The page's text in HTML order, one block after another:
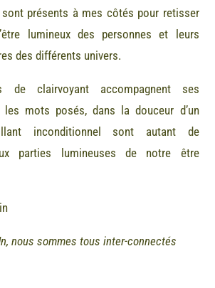
présents à mes côtés pour retisser
lumineux des personnes et leurs
des différents univers.
de clairvoyant accompagnent ses
mots posés, dans la douceur d’un
inconditionnel sont autant de
parties lumineuses de notre être
nous sommes tous inter-connectés